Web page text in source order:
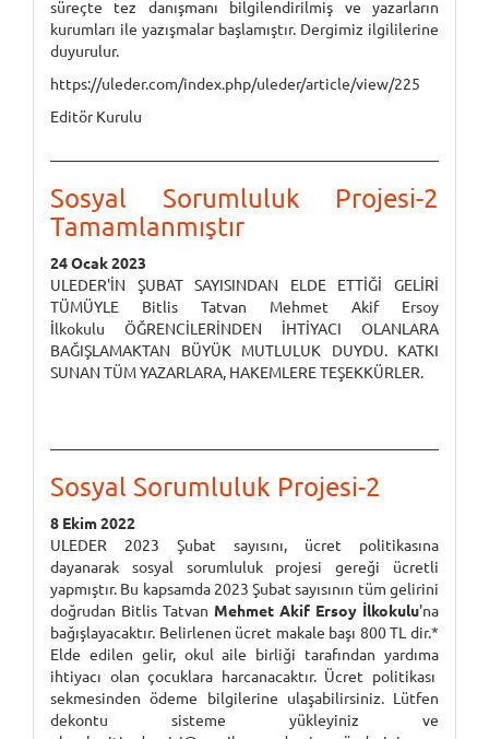
süreçte tez danışmanı bilgilendirilmiş ve yazarların
kurumları ile yazışmalar başlamıştır. Dergimiz ilgililerine
duyurulur.
https://uleder.com/index.php/uleder/article/view/225
Editör Kurulu
Sosyal Sorumluluk Projesi-2
Tamamlanmıştır
24 Ocak 2023
ULEDER'İN ŞUBAT SAYISINDAN ELDE ETTİĞİ GELİRİ
TÜMÜYLE Bitlis Tatvan Mehmet Akif Ersoy
İlkokulu ÖĞRENCİLERİNDEN İHTİYACI OLANLARA
BAĞIŞLAMAKTAN BÜYÜK MUTLULUK DUYDU. KATKI
SUNAN TÜM YAZARLARA, HAKEMLERE TEŞEKKÜRLER.
Sosyal Sorumluluk Projesi-2
8 Ekim 2022
ULEDER 2023 Şubat sayısını, ücret politikasına
dayanarak sosyal sorumluluk projesi gereği ücretli
yapmıştır. Bu kapsamda 2023 Şubat sayısının tüm gelirini
doğrudan Bitlis Tatvan Mehmet Akif Ersoy İlkokulu'na
bağışlayacaktır. Belirlenen ücret makale başı 800 TL dir.*
Elde edilen gelir, okul aile birliği tarafından yardıma
ihtiyacı olan çocuklara harcanacaktır. Ücret politikası
sekmesinden ödeme bilgilerine ulaşabilirsiniz. Lütfen
dekontu sisteme yükleyiniz ve